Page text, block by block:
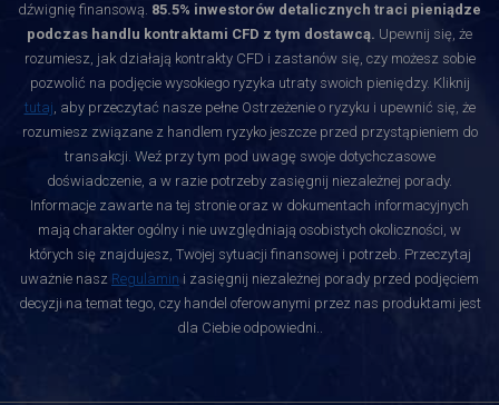
dźwignię finansową. 85.5% inwestorów detalicznych traci pieniądze
podczas handlu kontraktami CFD z tym dostawcą. Upewnij się, że
rozumiesz, jak działają kontrakty CFD i zastanów się, czy możesz sobie
pozwolić na podjęcie wysokiego ryzyka utraty swoich pieniędzy. Kliknij
tutaj, aby przeczytać nasze pełne Ostrzeżenie o ryzyku i upewnić się, że
rozumiesz związane z handlem ryzyko jeszcze przed przystąpieniem do
transakcji. Weź przy tym pod uwagę swoje dotychczasowe
doświadczenie, a w razie potrzeby zasięgnij niezależnej porady.
Informacje zawarte na tej stronie oraz w dokumentach informacyjnych
mają charakter ogólny i nie uwzględniają osobistych okoliczności, w
których się znajdujesz, Twojej sytuacji finansowej i potrzeb. Przeczytaj
uważnie nasz Regulamin i zasięgnij niezależnej porady przed podjęciem
decyzji na temat tego, czy handel oferowanymi przez nas produktami jest
dla Ciebie odpowiedni..